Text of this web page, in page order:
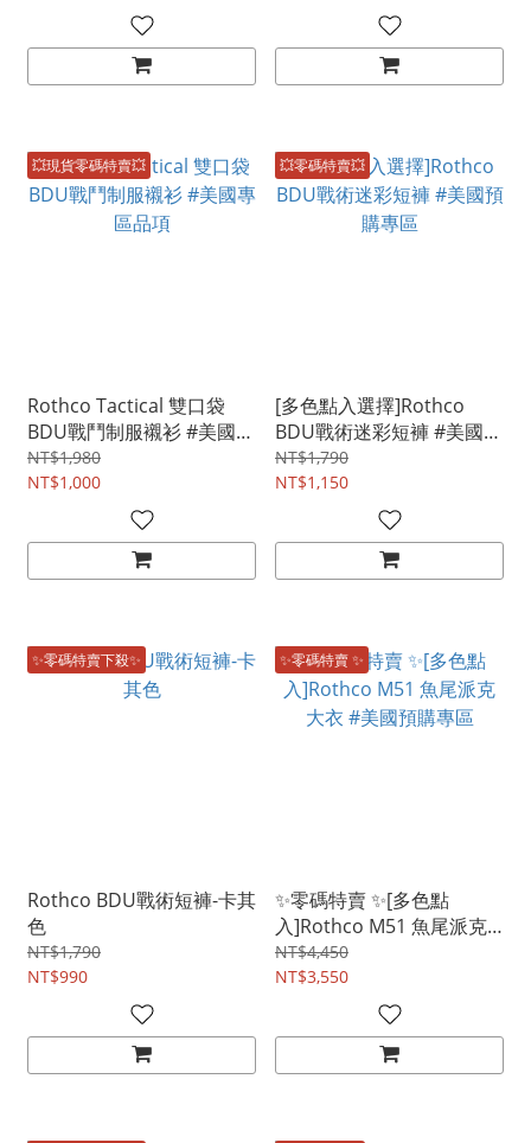
💥現貨零碼特賣💥
Rothco Tactical 雙口袋
BDU戰鬥制服襯衫 #美國專
區品項
NT$1,980
NT$1,000
💥零碼特賣💥
[多色點入選擇]Rothco
BDU戰術迷彩短褲 #美國預
購專區
NT$1,790
NT$1,150
✨零碼特賣下殺✨
Rothco BDU戰術短褲-卡其
色
NT$1,790
NT$990
✨零碼特賣 ✨
✨零碼特賣 ✨[多色點
入]Rothco M51 魚尾派克
大衣 #美國預購專區
NT$4,450
NT$3,550